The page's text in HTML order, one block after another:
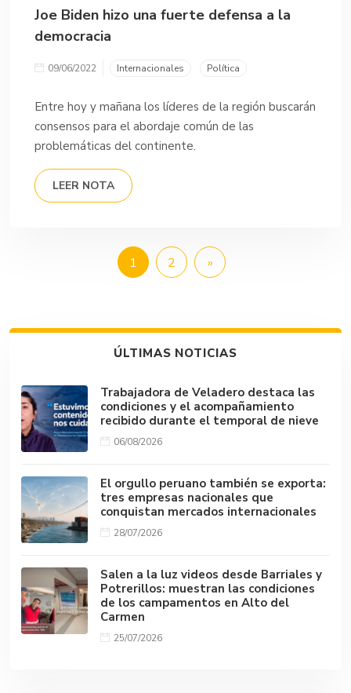
Joe Biden hizo una fuerte defensa a la
democracia
09/06/2022 Internacionales Política
Entre hoy y mañana los líderes de la región buscarán
consensos para el abordaje común de las
problemáticas del continente.
LEER NOTA
1 2 »
ÚLTIMAS NOTICIAS
Trabajadora de Veladero destaca las
condiciones y el acompañamiento
recibido durante el temporal de nieve
06/08/2026
El orgullo peruano también se exporta:
tres empresas nacionales que
conquistan mercados internacionales
28/07/2026
Salen a la luz videos desde Barriales y
Potrerillos: muestran las condiciones
de los campamentos en Alto del
Carmen
25/07/2026